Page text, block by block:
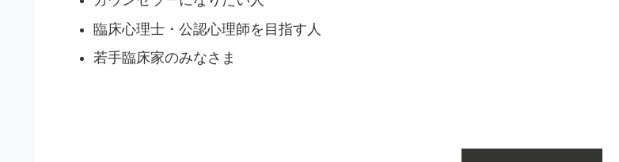
臨床心理士・公認心理師を目指す人
若手臨床家のみなさま